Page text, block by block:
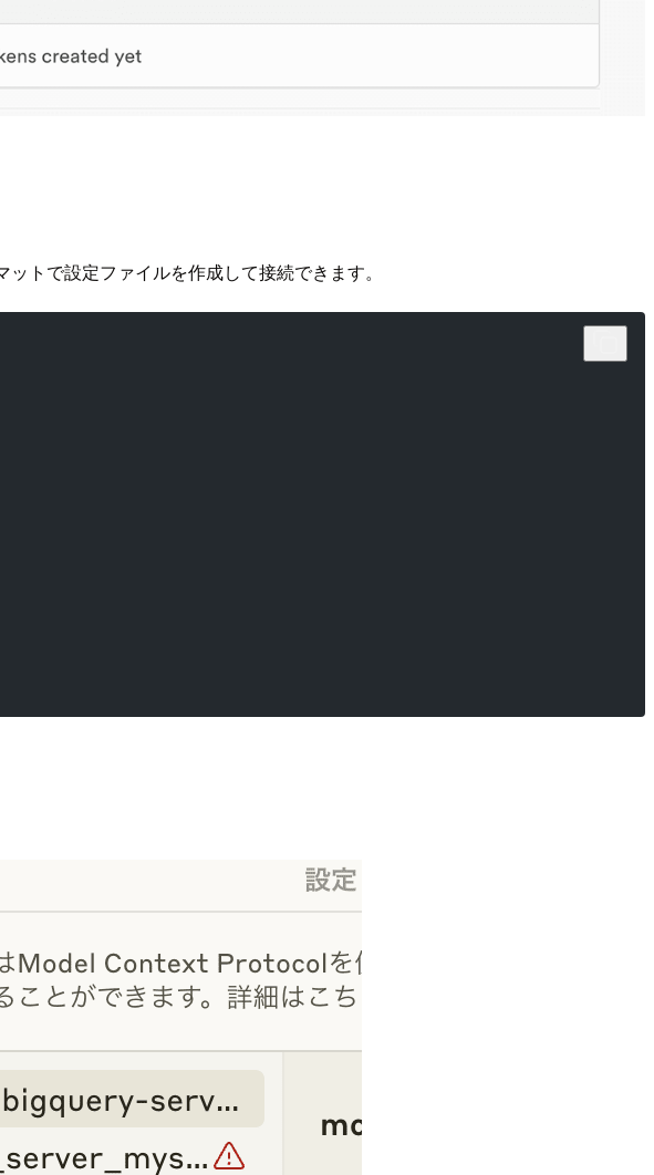
トで設定ファイルを作成して接続できます。